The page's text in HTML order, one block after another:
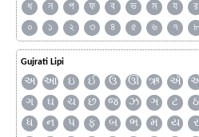
ধ
ন প ফ ব ভ ম য র
০
১ ২ ৩ ৪ ৫ ৬ ৭ ৮
Gujrati Lipi
અ આ ઇ ઈ ઉ ઊ ઋ ઍ
ગ
ઘ ચ છ જ ઝ ઞ ટ ઠ
ધ
ન પ ફ બ ભ મ ય ર